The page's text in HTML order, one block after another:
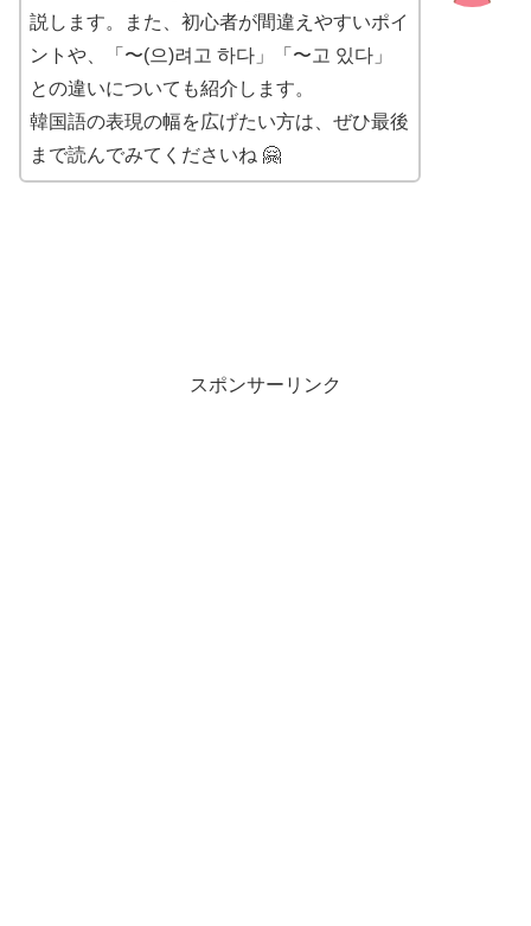
説します。また、初心者が間違えやすいポイ
ントや、「〜(으)려고 하다」「〜고 있다」
との違いについても紹介します。
韓国語の表現の幅を広げたい方は、ぜひ最後
まで読んでみてくださいね 🤗
スポンサーリンク